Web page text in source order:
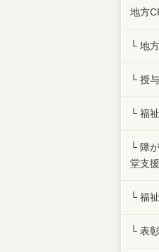
地方
└ 地
└ 授
└ 福
└ 障
堂支援
└ 福
└ 表彰